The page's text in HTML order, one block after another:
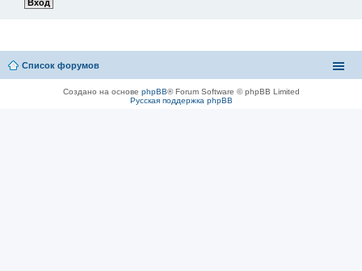
Список форумов
Создано на основе phpBB® Forum Software © phpBB Limited
Русская поддержка phpBB